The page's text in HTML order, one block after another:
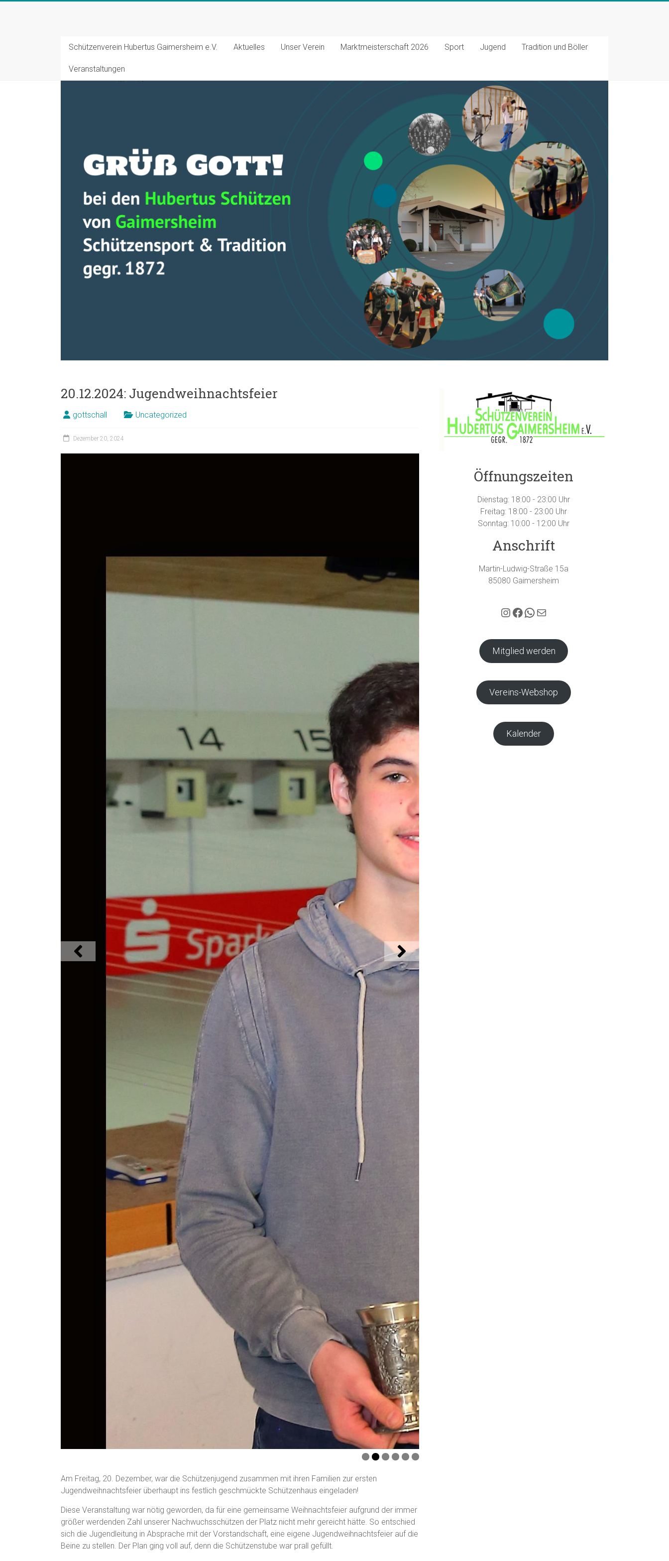
Hubertus
Gaimersheim
Schützenverein Hubertus Gaimersheim e.V. Aktuelles Unser Verein Marktmeisterschaft 2026 Sport Jugend Tradition und Böller
Veranstaltungen
20.12.2024: Jugendweihnachtsfeier
gottschall Uncategorized
Dezember 20, 2024
Am Freitag, 20. Dezember, war die Schützenjugend zusammen mit ihren Familien zur ersten
Jugendweihnachtsfeier überhaupt ins festlich geschmückte Schützenhaus eingeladen!
Diese Veranstaltung war nötig geworden, da für eine gemeinsame Weihnachtsfeier aufgrund der immer
größer werdenden Zahl unserer Nachwuchsschützen der Platz nicht mehr gereicht hätte. So entschied
sich die Jugendleitung in Absprache mit der Vorstandschaft, eine eigene Jugendweihnachtsfeier auf die
Beine zu stellen. Der Plan ging voll auf, denn die Schützenstube war prall gefüllt.
Öffnungszeiten
Dienstag: 18:00 - 23:00 Uhr
Freitag: 18:00 - 23:00 Uhr
Sonntag: 10:00 - 12:00 Uhr
Anschrift
Martin-Ludwig-Straße 15a
85080 Gaimersheim
Hubertus Gaimersheim auf Instagram
Facebook
WhatsApp
E-Mail
Mitglied werden
Vereins-Webshop
Kalender